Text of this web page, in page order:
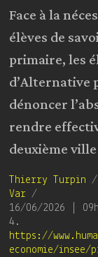
Face à la
élèves de
primaire, les
d’Alternative
dénoncer
rendre
deuxième
Thierry Turpin /
Var /
16/06/2026 |
4.
https://
economie/